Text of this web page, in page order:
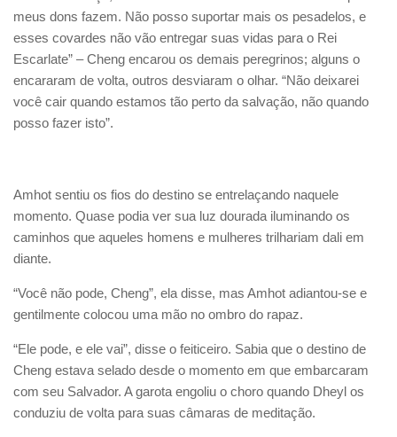
meus dons fazem. Não posso suportar mais os pesadelos, e
esses covardes não vão entregar suas vidas para o Rei
Escarlate” – Cheng encarou os demais peregrinos; alguns o
encararam de volta, outros desviaram o olhar. “Não deixarei
você cair quando estamos tão perto da salvação, não quando
posso fazer isto”.
Amhot sentiu os fios do destino se entrelaçando naquele
momento. Quase podia ver sua luz dourada iluminando os
caminhos que aqueles homens e mulheres trilhariam dali em
diante.
“Você não pode, Cheng”, ela disse, mas Amhot adiantou-se e
gentilmente colocou uma mão no ombro do rapaz.
“Ele pode, e ele vai”, disse o feiticeiro. Sabia que o destino de
Cheng estava selado desde o momento em que embarcaram
com seu Salvador. A garota engoliu o choro quando Dheyl os
conduziu de volta para suas câmaras de meditação.